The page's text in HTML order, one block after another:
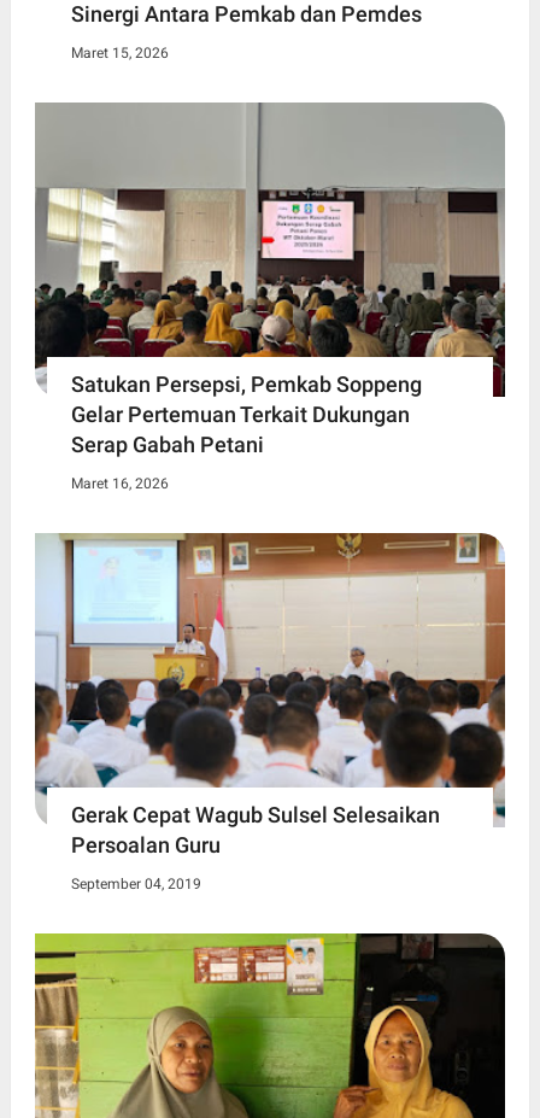
Sinergi Antara Pemkab dan Pemdes
Maret 15, 2026
Satukan Persepsi, Pemkab Soppeng
Gelar Pertemuan Terkait Dukungan
Serap Gabah Petani
Maret 16, 2026
Gerak Cepat Wagub Sulsel Selesaikan
Persoalan Guru
September 04, 2019